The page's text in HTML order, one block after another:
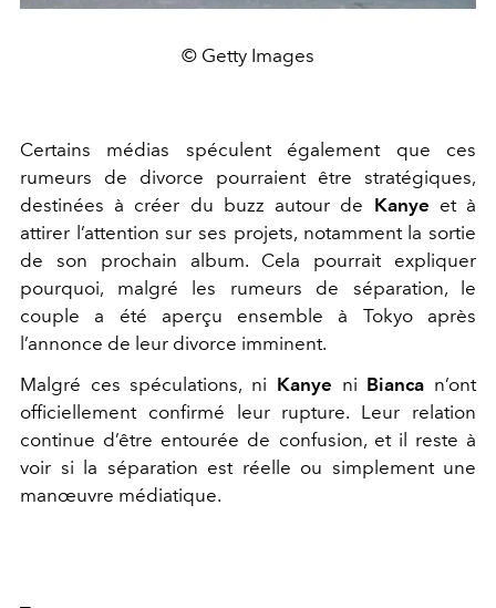
© Getty Images
Certains médias spéculent également que ces
rumeurs de divorce pourraient être stratégiques,
destinées à créer du buzz autour de Kanye et à
attirer l’attention sur ses projets, notamment la sortie
de son prochain album. Cela pourrait expliquer
pourquoi, malgré les rumeurs de séparation, le
couple a été aperçu ensemble à Tokyo après
l’annonce de leur divorce imminent.
Malgré ces spéculations, ni Kanye ni Bianca n’ont
officiellement confirmé leur rupture. Leur relation
continue d’être entourée de confusion, et il reste à
voir si la séparation est réelle ou simplement une
manœuvre médiatique.